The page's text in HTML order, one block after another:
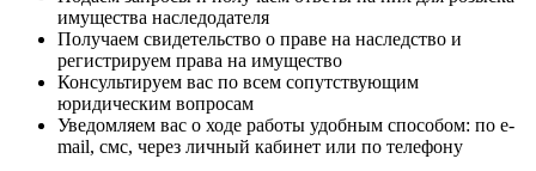
имущества наследодателя
Получаем свидетельство о праве на наследство и
регистрируем права на имущество
Консультируем вас по всем сопутствующим
юридическим вопросам
Уведомляем вас о ходе работы удобным способом: по e-
mail, смс, через личный кабинет или по телефону